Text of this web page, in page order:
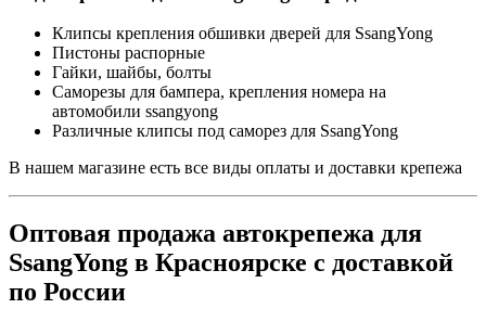
Клипсы крепления обшивки дверей для SsangYong
Пистоны распорные
Гайки, шайбы, болты
Саморезы для бампера, крепления номера на
автомобили ssangyong
Различные клипсы под саморез для SsangYong
В нашем магазине есть все виды оплаты и доставки крепежа
Оптовая продажа автокрепежа для
SsangYong в Красноярске с доставкой
по России